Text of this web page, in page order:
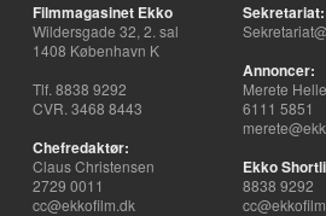
Filmmagasinet Ekko
Wildersgade 32, 2. sal
1408 København K
Tlf. 8838 9292
CVR. 3468 8443
Chefredaktør:
Claus Christensen
2729 0011
cc@ekkofilm.dk
Sekretariat:
Annoncer:
Merete
6111 5851
Ekko
8838 9292